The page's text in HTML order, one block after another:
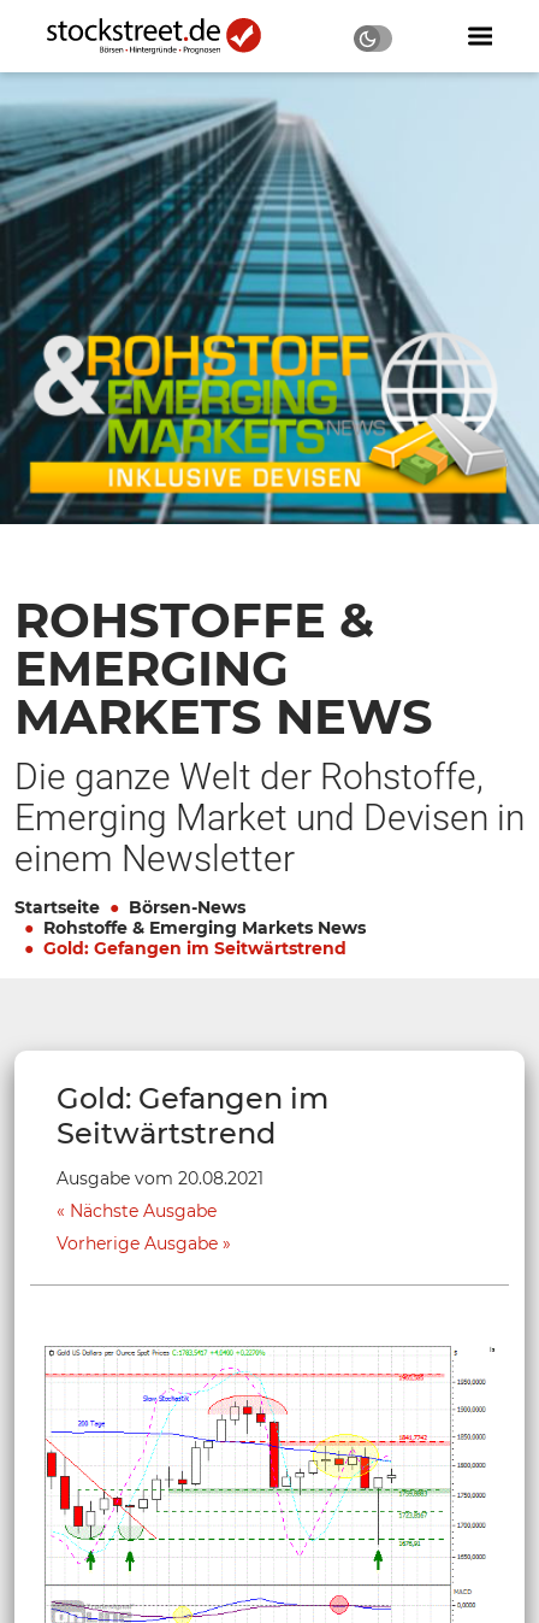
ROHSTOFFE &
EMERGING
MARKETS NEWS
Die ganze Welt der Rohstoffe,
Emerging Market und Devisen in
einem Newsletter
Startseite
Börsen-News
Rohstoffe & Emerging Markets News
Gold: Gefangen im Seitwärtstrend
Gold: Gefangen im
Seitwärtstrend
Ausgabe vom 20.08.2021
Nächste Ausgabe
Vorherige Ausgabe